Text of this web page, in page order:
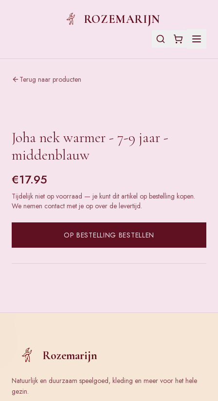
ROZEMARIJN
Terug naar producten
Joha nek warmer - 7-9 jaar -
middenblauw
€17.95
Tijdelijk niet op voorraad — je kunt dit artikel op bestelling kopen.
We nemen contact met je op over de levertijd.
OP BESTELLING BESTELLEN
Rozemarijn
Natuurlijk en duurzaam speelgoed, kleding en meer voor het hele
gezin.